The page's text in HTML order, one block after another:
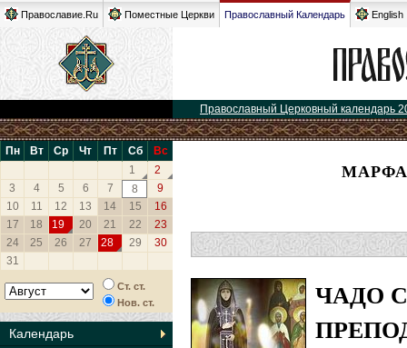
Православие.Ru Поместные Церкви Православный Календарь English
Православный Церковный календарь
Пн Вт Ср Чт Пт Сб
Вс
1
2
3
4 5 6 7 8
9
10
11 12 13 14 15
16
17
18 19 20 21 22
23
24
25 26 27 28 29
30
31
Ст. ст.
Нов. ст.
Календарь
ЧАДО